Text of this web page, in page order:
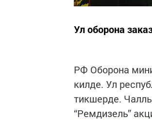
Ул оборона
РФ Оборона
килде. Ул
тикшерде.
“Ремдизель”